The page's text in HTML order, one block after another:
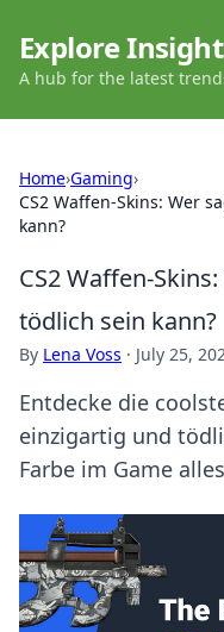
Explore
A hub for the latest
Home›Gaming›
CS2 Waffen-Skins: Wer
kann?
CS2 Waffen-
tödlich sein kann?
By Lena Voss · July 25,
Entdecke die
einzigartig und
Farbe im Game